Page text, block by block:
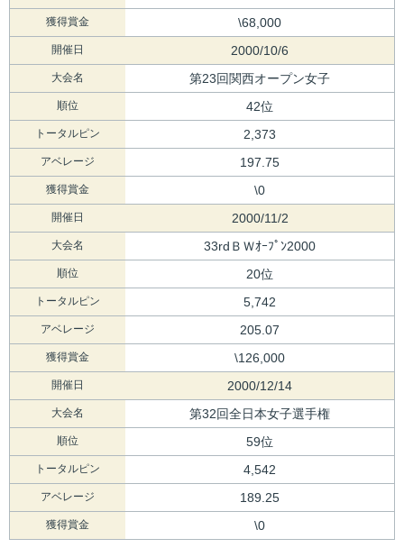
獲得賞金 \68,000
開催日 2000/10/6
大会名 第23回関西オープン女子
順位 42位
トータルピン 2,373
アベレージ 197.75
獲得賞金 \0
開催日 2000/11/2
大会名 33rdＢＷｵｰﾌﾟﾝ2000
順位 20位
トータルピン 5,742
アベレージ 205.07
獲得賞金 \126,000
開催日 2000/12/14
大会名 第32回全日本女子選手権
順位 59位
トータルピン 4,542
アベレージ 189.25
獲得賞金 \0